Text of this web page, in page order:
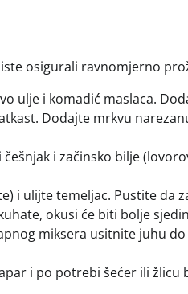
osigurali ravnomjerno
ulje i komadić maslaca.
Dodajte mrkvu
i začinsko bilje
i ulijte temeljac. Pustite da
okusi će biti bolje
miksera usitnite juhu
i po potrebi šećer ili žlicu